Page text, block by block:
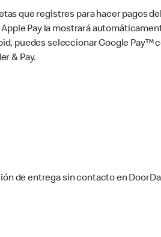
que registres para hacer pagos
Pay la mostrará
puedes seleccionar Google Pay™
& Pay.
de entrega sin contacto en